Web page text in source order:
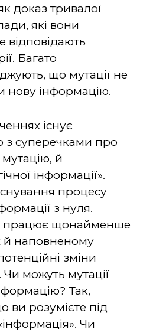
доказ тривалої
які вони
відповідають
Багато
що мутації не
нову інформацію.
існує
суперечками про
й
інформації».
процесу
з нуля.
працює щонайменше
й наповненому
зміни
можуть мутації
Так,
ви розумієте під
Чи